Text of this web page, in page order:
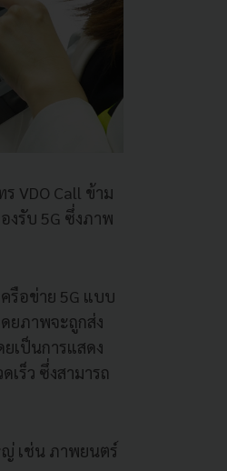
VDO Call ข้าม
งรับ 5G ซึ่งภาพ
รือข่าย 5G แบบ
ยภาพจะถูกส่ง
เป็นการแสดง
เร็ว ซึ่งสามารถ
เช่น ภาพยนตร์